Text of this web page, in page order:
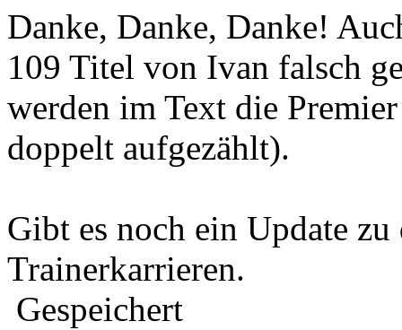
Danke, Danke, Danke!
109 Titel von Ivan falsch
werden im Text die
doppelt aufgezählt).
Gibt es noch ein Update
Trainerkarrieren.
Gespeichert